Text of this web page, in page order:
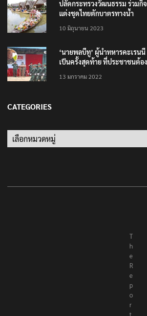
ปลัดกระทรวงวัฒนธรรม ร่วมกิจ
แต่งชุดไทยตักบาตรทางน้ำ
10 มิถุนายน 2023
‘นายพลบีทู’ ผู้นำทหารคะเรน
เป็นครั้งสุดท้าย ที่ประชาชนต้อ
13 มกราคม 2022
CATEGORIES
Categories
T
h
e
R
e
p
o
r